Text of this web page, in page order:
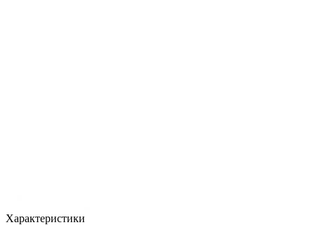
Характеристики